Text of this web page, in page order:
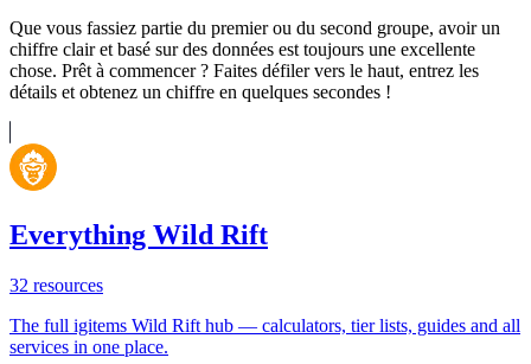
Que vous fassiez partie du premier ou du second groupe, avoir un
chiffre clair et basé sur des données est toujours une excellente
chose. Prêt à commencer ? Faites défiler vers le haut, entrez les
détails et obtenez un chiffre en quelques secondes !
Everything Wild Rift
32 resources
The full igitems Wild Rift hub — calculators, tier lists, guides and all
services in one place.